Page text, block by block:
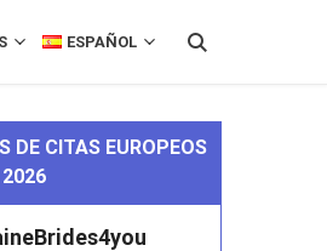
ESPAÑOL
DE CITAS EUROPEOS
2026